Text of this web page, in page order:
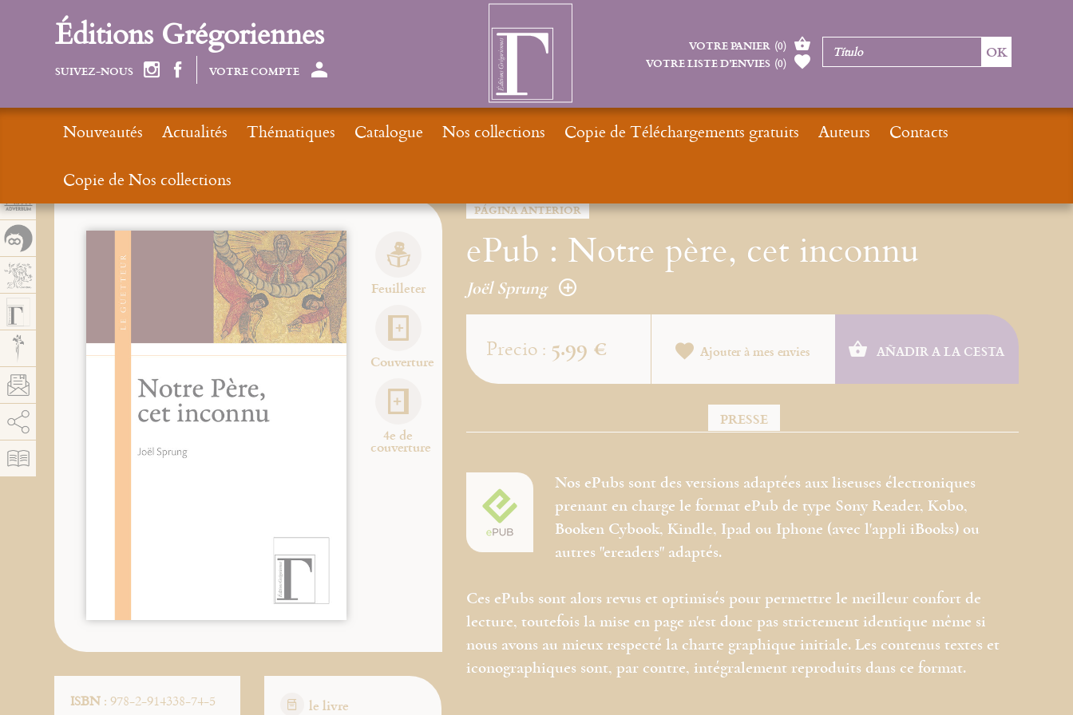
PÁGINA ANTERIOR
ePub : Notre père, cet inconnu
Joël Sprung
Feuilleter
Couverture
4e de
couverture
ISBN: 978-2-914338-74-5
le livre
Precio : 5.99 € Ajouter à mes envies AÑADIR A LA CESTA
PRESSE
Nos ePubs sont des versions adaptées aux liseuses électroniques
prenant en charge le format ePub de type Sony Reader, Kobo,
Booken Cybook, Kindle, Ipad ou Iphone (avec l'appli iBooks) ou
autres "ereaders" adaptés.
Ces ePubs sont alors revus et optimisés pour permettre le meilleur confort de
lecture, toutefois la mise en page n'est donc pas strictement identique même si
nous avons au mieux respecté la charte graphique initiale. Les contenus textes et
iconographiques sont, par contre, intégralement reproduits dans ce format.
Éditions Grégoriennes
SUIVEZ-NOUS VOTRE COMPTE
VOTRE PANIER (0)
VOTRE LISTE D’ENVIES (0)
Nouveautés Actualités Thématiques Catalogue Nos collections Copie de Téléchargements gratuits Auteurs
Contacts
Copie de Nos collections
Permitir
Panel de gestión de cookies